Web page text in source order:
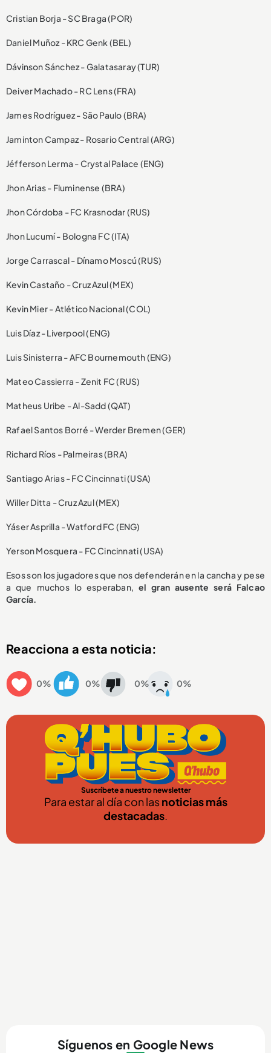
Cristian Borja - SC Braga (POR)
Daniel Muñoz - KRC Genk (BEL)
Dávinson Sánchez - Galatasaray (TUR)
Deiver Machado - RC Lens (FRA)
James Rodríguez - São Paulo (BRA)
Jaminton Campaz - Rosario Central (ARG)
Jéfferson Lerma - Crystal Palace (ENG)
Jhon Arias - Fluminense (BRA)
Jhon Córdoba - FC Krasnodar (RUS)
Jhon Lucumí - Bologna FC (ITA)
Jorge Carrascal - Dínamo Moscú (RUS)
Kevin Castaño - Cruz Azul (MEX)
Kevin Mier - Atlético Nacional (COL)
Luis Díaz - Liverpool (ENG)
Luis Sinisterra - AFC Bournemouth (ENG)
Mateo Cassierra - Zenit FC (RUS)
Matheus Uribe - Al-Sadd (QAT)
Rafael Santos Borré - Werder Bremen (GER)
Richard Ríos - Palmeiras (BRA)
Santiago Arias - FC Cincinnati (USA)
Willer Ditta - Cruz Azul (MEX)
Yáser Asprilla - Watford FC (ENG)
Yerson Mosquera - FC Cincinnati (USA)
Esos son los jugadores que nos defenderán en la cancha y pese
a que muchos lo esperaban,
el gran ausente será Falcao
García.
Reacciona a esta noticia:
0% 0% 0% 0%
Suscríbete a nuestro newsletter
Para estar al día con lasnoticias más
destacadas
Síguenos en Google News